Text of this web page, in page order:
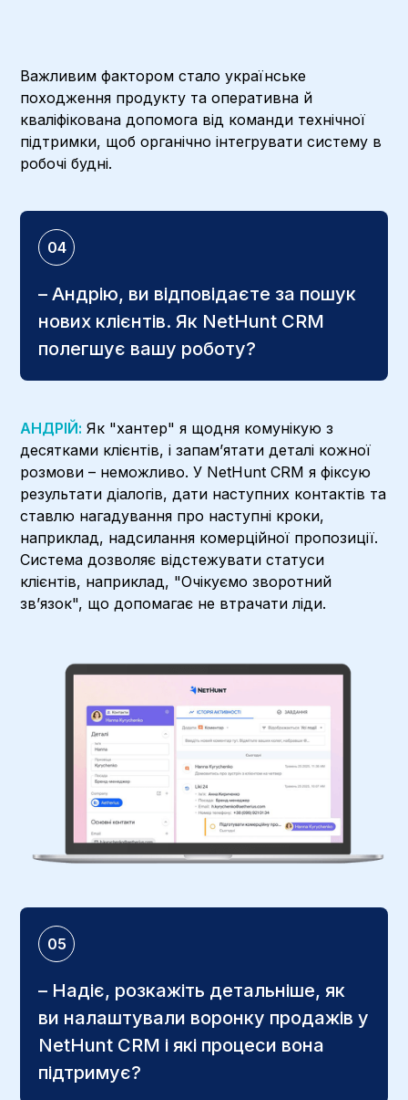
Важливим фактором стало українське
походження продукту та оперативна й
кваліфікована допомога від команди технічної
підтримки, щоб органічно інтегрувати систему в
робочі будні.
04
– Андрію, ви відповідаєте за пошук
нових клієнтів. Як NetHunt CRM
полегшує вашу роботу?
АНДРІЙ: Як "хантер" я щодня комунікую з
десятками клієнтів, і запам’ятати деталі кожної
розмови – неможливо. У NetHunt CRM я фіксую
результати діалогів, дати наступних контактів та
ставлю нагадування про наступні кроки,
наприклад, надсилання комерційної пропозиції.
Система дозволяє відстежувати статуси
клієнтів, наприклад, "Очікуємо зворотний
зв’язок", що допомагає не втрачати ліди.
05
– Надіє, розкажіть детальніше, як
ви налаштували воронку продажів у
NetHunt CRM і які процеси вона
підтримує?